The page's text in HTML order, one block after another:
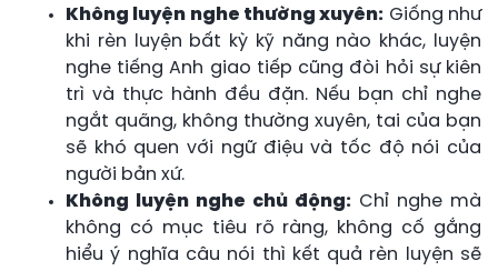
Không luyện nghe thường xuyên: Giống như
khi rèn luyện bất kỳ kỹ năng nào khác, luyện
nghe tiếng Anh giao tiếp cũng đòi hỏi sự kiên
trì và thực hành đều đặn. Nếu bạn chỉ nghe
ngắt quãng, không thường xuyên, tai của bạn
sẽ khó quen với ngữ điệu và tốc độ nói của
người bản xứ.
Không luyện nghe chủ động: Chỉ nghe mà
không có mục tiêu rõ ràng, không cố gắng
hiểu ý nghĩa câu nói thì kết quả rèn luyện sẽ